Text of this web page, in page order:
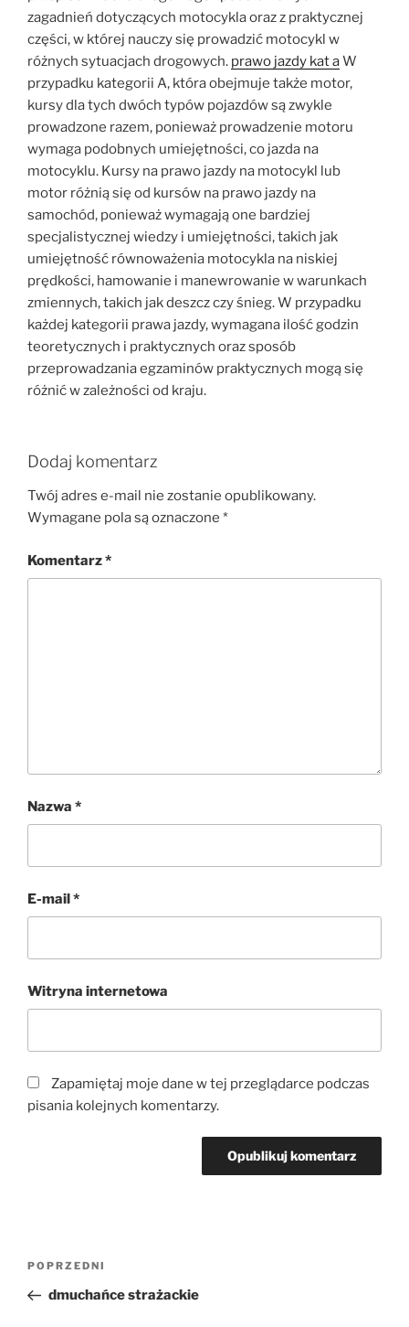
zagadnień dotyczących motocykla oraz z praktycznej
części, w której nauczy się prowadzić motocykl w
różnych sytuacjach drogowych. prawo jazdy kat aW
przypadku kategorii A, która obejmuje także motor,
kursy dla tych dwóch typów pojazdów są zwykle
prowadzone razem, ponieważ prowadzenie motoru
wymaga podobnych umiejętności, co jazda na
motocyklu. Kursy na prawo jazdy na motocykl lub
motor różnią się od kursów na prawo jazdy na
samochód, ponieważ wymagają one bardziej
specjalistycznej wiedzy i umiejętności, takich jak
umiejętność równoważenia motocykla na niskiej
prędkości, hamowanie i manewrowanie w warunkach
zmiennych, takich jak deszcz czy śnieg. W przypadku
każdej kategorii prawa jazdy, wymagana ilość godzin
teoretycznych i praktycznych oraz sposób
przeprowadzania egzaminów praktycznych mogą się
różnić w zależności od kraju.
Dodaj komentarz
Twój adres e-mail nie zostanie opublikowany.
Wymagane pola są oznaczone *
Komentarz*
Nazwa *
E-mail*
Witryna internetowa
Zapamiętaj moje dane w tej przeglądarce podczas
pisania kolejnych komentarzy.
Nawigacja
Poprzedni
wpis
POPRZEDNI
dmuchańce strażackie